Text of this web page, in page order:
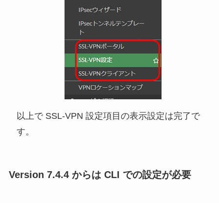
以上で SSL-VPN 設定項目の表示設定は完了で
す。
Version 7.4.4 からは CLI での設定が必要